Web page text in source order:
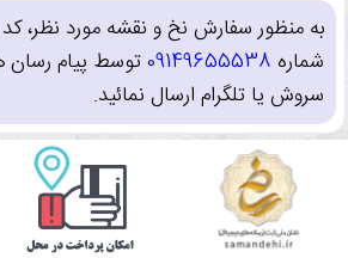
به منظور سفارش نخ و نقشه مورد نظر،
شماره 09149655538توسط پیام رسان
سروش یا تلگرام ارسال نمائید.